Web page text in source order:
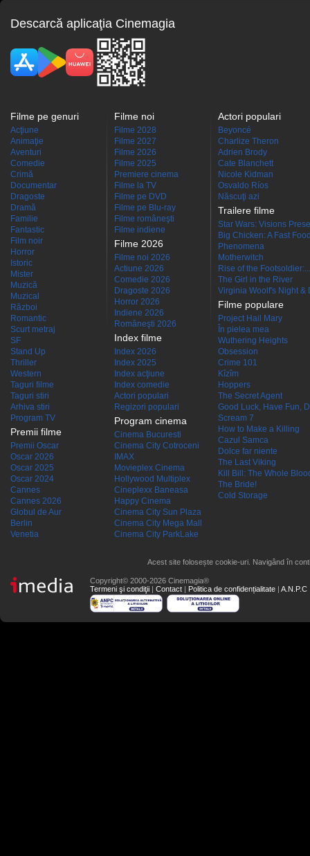
Descarcă aplicaţia Cinemagia
Filme pe genuri
Acţiune
Animaţie
Aventuri
Comedie
Crimă
Documentar
Dragoste
Dramă
Familie
Fantastic
Film noir
Horror
Istoric
Mister
Muzică
Muzical
Război
Romantic
Scurt metraj
SF
Stand Up
Thriller
Western
Taguri filme
Taguri stiri
Arhiva stiri
Program TV
Premii filme
Premii Oscar
Oscar 2026
Oscar 2025
Oscar 2024
Cannes
Cannes 2026
Globul de Aur
Berlin
Venetia
Filme noi
Filme 2028
Filme 2027
Filme 2026
Filme 2025
Premiere cinema
Filme la TV
Filme pe DVD
Filme pe Blu-ray
Filme româneşti
Filme indiene
Filme 2026
Filme noi 2026
Actiune 2026
Comedie 2026
Dragoste 2026
Horror 2026
Indiene 2026
Româneşti 2026
Index filme
Index 2026
Index 2025
Index acţiune
Index comedie
Actori populari
Regizori populari
Program cinema
Cinema Bucuresti
Cinema City Cotroceni
IMAX
Movieplex Cinema
Hollywood Multiplex
Cineplexx Baneasa
Happy Cinema
Cinema City Sun Plaza
Cinema City Mega Mall
Cinema City ParkLake
Actori populari
Beyoncé
Charlize Theron
Adrien Brody
Cate Blanchett
Nicole Kidman
Osvaldo Ríos
Născuţi azi
Trailere filme
Star Wars: Visions
Big Chicken: A Fast
Phenomena
Motherwitch
Rise of the Footsoldier:...
The Girl in the River
Virginia Woolf's Night &
Filme populare
Project Hail Mary
În pielea mea
Wuthering Heights
Obsession
Crime 101
Kîzîm
Hoppers
The Secret Agent
Good Luck, Have Fun,
Scream 7
How to Make a Killing
Cazul Samca
Dolce far niente
The Last Viking
Kill Bill: The Whole
The Bride!
Cold Storage
Acest site folosește cookie-uri. Navigând în
Copyright© 2000-2026 Cinemagia®
Termeni şi condiţii | Contact | Politica de confidențialitate | A.N.P.C